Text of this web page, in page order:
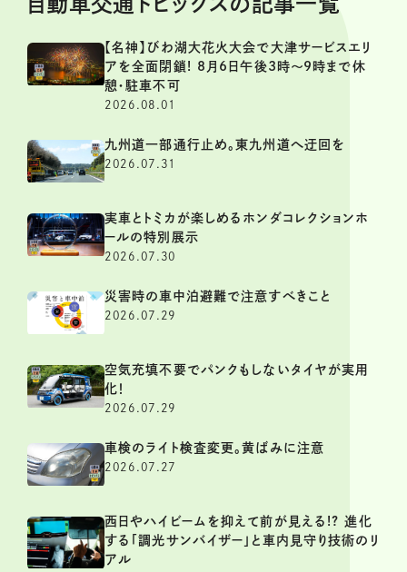
【名神】びわ湖大花火大会で大津サービスエリ
アを全面閉鎖! 8月6日午後3時～9時まで休
憩・駐車不可
2026.08.01
九州道一部通行止め。東九州道へ迂回を
2026.07.31
実車とトミカが楽しめるホンダコレクションホ
ールの特別展示
2026.07.30
災害時の車中泊避難で注意すべきこと
2026.07.29
空気充填不要でパンクもしないタイヤが実用
化！
2026.07.29
車検のライト検査変更。黄ばみに注意
2026.07.27
西日やハイビームを抑えて前が見える!? 進化
する「調光サンバイザー」と車内見守り技術のリ
アル